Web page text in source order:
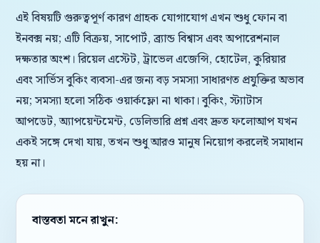
এই বিষয়টি গুরুত্বপূর্ণ কারণ গ্রাহক যোগাযোগ এখন শুধু ফোন বা
ইনবক্স নয়; এটি বিক্রয়, সাপোর্ট, ব্র্যান্ড বিশ্বাস এবং অপারেশনাল
দক্ষতার অংশ। রিয়েল এস্টেট, ট্রাভেল এজেন্সি, হোটেল, কুরিয়ার
এবং সার্ভিস বুকিং ব্যবসা-এর জন্য বড় সমস্যা সাধারণত প্রযুক্তির অভাব
নয়; সমস্যা হলো সঠিক ওয়ার্কফ্লো না থাকা। বুকিং, স্ট্যাটাস
আপডেট, অ্যাপয়েন্টমেন্ট, ডেলিভারি প্রশ্ন এবং দ্রুত ফলোআপ যখন
একই সঙ্গে দেখা যায়, তখন শুধু আরও মানুষ নিয়োগ করলেই সমাধান
হয় না।
বাস্তবতা মনে রাখুন: